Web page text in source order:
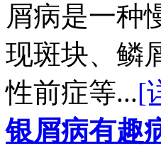
屑病是一种
现斑块、鳞
性前症等...[
银屑病有趣